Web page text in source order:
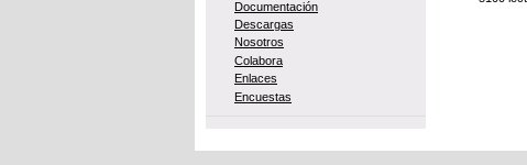
Documentación
Descargas
Nosotros
Colabora
Enlaces
Encuestas